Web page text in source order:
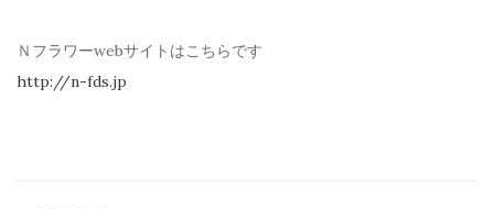
Ｎフラワーwebサイトはこちらです
http://n-fds.jp